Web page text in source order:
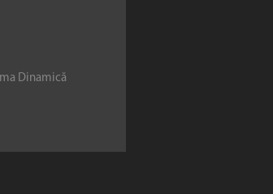
Dinamică